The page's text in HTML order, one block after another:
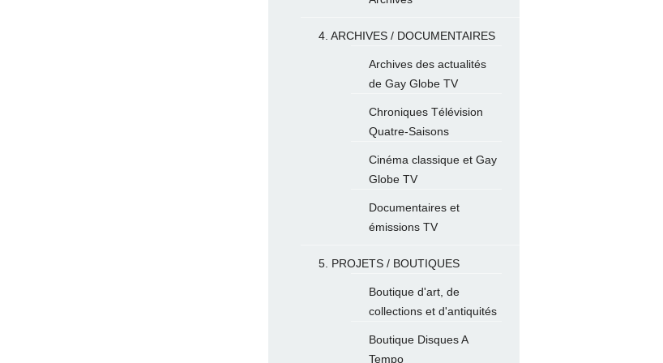
4. ARCHIVES / DOCUMENTAIRES
Archives des actualités
de Gay Globe TV
Chroniques Télévision
Quatre-Saisons
Cinéma classique et Gay
Globe TV
Documentaires et
émissions TV
5. PROJETS / BOUTIQUES
Boutique d'art, de
collections et d'antiquités
Boutique Disques A
Tempo